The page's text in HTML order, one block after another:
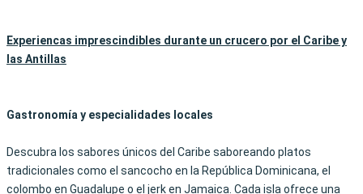
Experiencas imprescindibles durante un crucero por el Caribe y
las Antillas
Gastronomía y especialidades locales
Descubra los sabores únicos del Caribe saboreando platos
tradicionales como el sancocho en la República Dominicana, el
colombo en Guadalupe o el jerk en Jamaica. Cada isla ofrece una